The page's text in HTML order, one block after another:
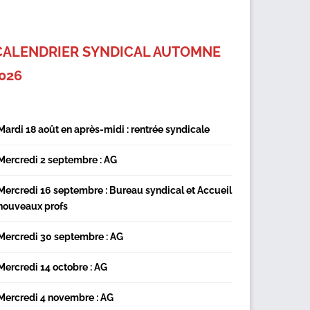
SYNDICAL AUTOMNE
18 août en après-midi : rentrée syndicale
2 septembre : AG
16 septembre : Bureau syndical et Accueil
profs
30 septembre : AG
14 octobre : AG
4 novembre : AG